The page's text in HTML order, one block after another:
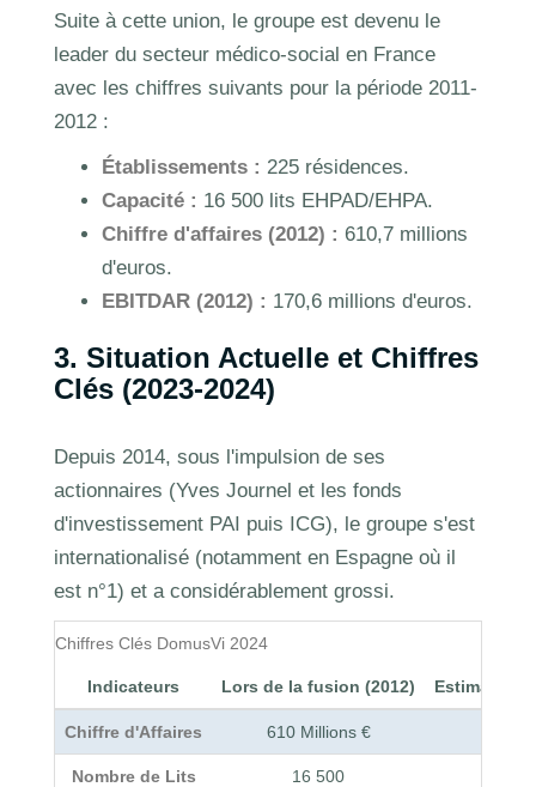
Suite à cette union, le groupe est devenu le
leader du secteur médico-social en France
avec les chiffres suivants pour la période 2011-
2012 :
Établissements : 225 résidences.
Capacité : 16 500 lits EHPAD/EHPA.
Chiffre d'affaires (2012) : 610,7 millions
d'euros.
EBITDAR (2012) : 170,6 millions d'euros.
3. Situation Actuelle et Chiffres
Clés (2023-2024)
Depuis 2014, sous l'impulsion de ses
actionnaires (Yves Journel et les fonds
d'investissement PAI puis ICG), le groupe s'est
internationalisé (notamment en Espagne où il
est n°1) et a considérablement grossi.
Chiffres Clés DomusVi 2024
Indicateurs Lors de la fusion (2012) Estimations
Chiffre d'Affaires 610 Millions €
Nombre de Lits 16 500